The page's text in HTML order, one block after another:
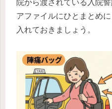
院から渡されている入院
アファイルにひとまとめ
入れておきましょう。